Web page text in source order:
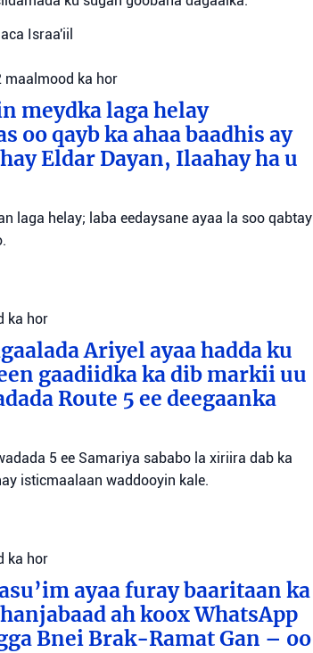
Israa'iil
maalmood ka hor
meydka laga helay
oo qayb ka ahaa baadhis ay
Eldar Dayan, Ilaahay ha u
laga helay; laba eedaysane ayaa la soo qabtay
ka hor
Ariyel ayaa hadda ku
gaadiidka ka dib markii uu
Route 5 ee deegaanka
5 ee Samariya sababo la xiriira dab ka
isticmaalaan waddooyin kale.
ka hor
ayaa furay baaritaan ka
ah koox WhatsApp
Bnei Brak-Ramat Gan – oo